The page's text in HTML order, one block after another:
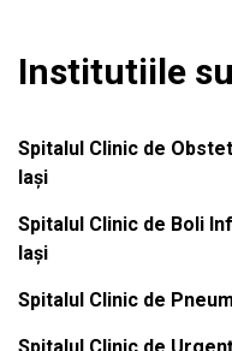
Institutiile
Spitalul Clinic de
Iași
Spitalul Clinic de Boli
Iași
Spitalul Clinic de